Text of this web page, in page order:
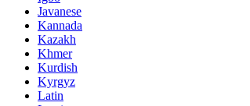
Javanese
Kannada
Kazakh
Khmer
Kurdish
Kyrgyz
Latin